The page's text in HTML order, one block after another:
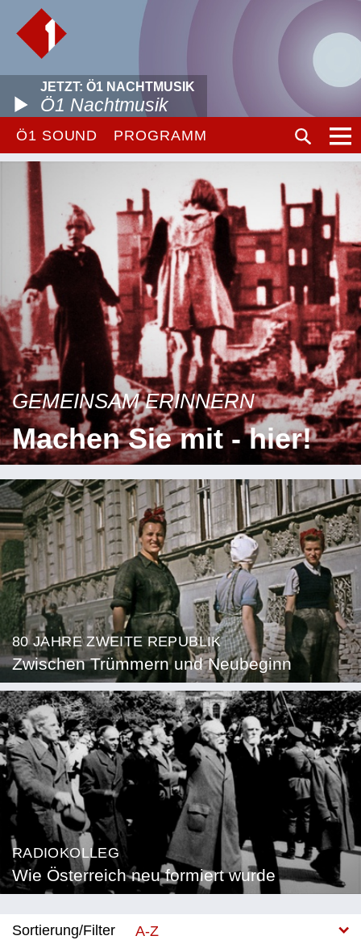
JETZT: Ö1 NACHTMUSIK
Ö1 Nachtmusik
Ö1 SOUND PROGRAMM
GEMEINSAM ERINNERN
Machen Sie mit - hier!
80 JAHRE ZWEITE REPUBLIK
Zwischen Trümmern und Neubeginn
RADIOKOLLEG
Wie Österreich neu formiert wurde
Sortierung/Filter
A-Z